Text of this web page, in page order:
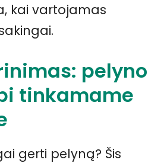
kai vartojamas
pelyno
tinkamame
gerti pelyną? Šis